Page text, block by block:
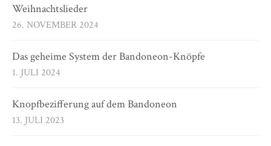
Weihnachtslieder
26. NOVEMBER 2024
Das geheime System der Bandoneon-Knöpfe
1. JULI 2024
Knopfbezifferung auf dem Bandoneon
13. JULI 2023